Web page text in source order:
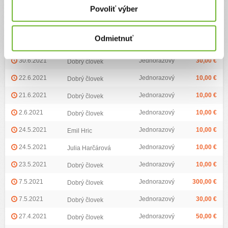
Povoliť výber
Odmietnuť
Zoznam darov (22)
30.6.2021 Dobrý človek Jednorazový 30,00 €
22.6.2021 Dobrý človek Jednorazový 10,00 €
21.6.2021 Dobrý človek Jednorazový 10,00 €
2.6.2021 Dobrý človek Jednorazový 10,00 €
24.5.2021 Emil Hric Jednorazový 10,00 €
24.5.2021 Julia Harčárová Jednorazový 10,00 €
23.5.2021 Dobrý človek Jednorazový 10,00 €
7.5.2021 Dobrý človek Jednorazový 300,00 €
7.5.2021 Dobrý človek Jednorazový 30,00 €
27.4.2021 Dobrý človek Jednorazový 50,00 €